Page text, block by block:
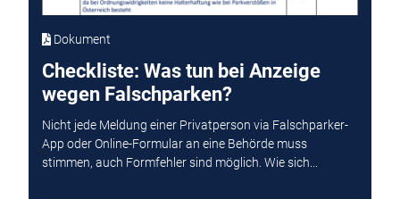
Dokument
Checkliste: Was tun bei Anzeige
wegen Falschparken?
Nicht jede Meldung einer Privatperson via Falschparker-
App oder Online-Formular an eine Behörde muss
stimmen, auch Formfehler sind möglich. Wie sich...